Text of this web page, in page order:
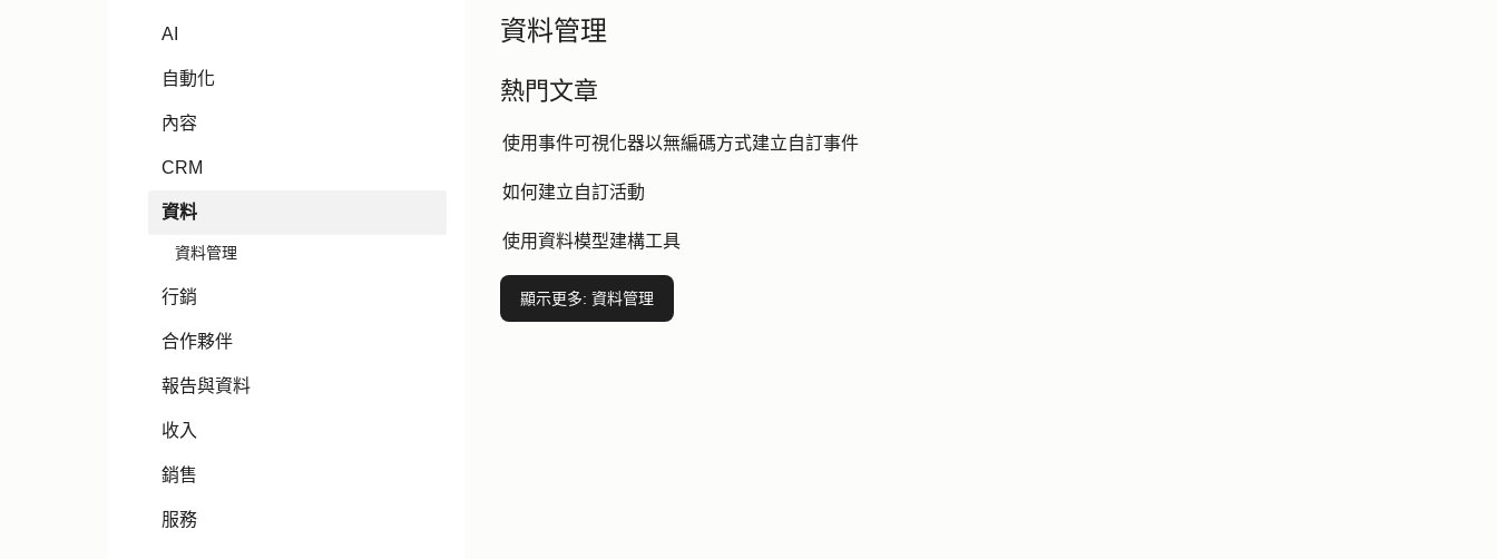
AI
自動化
內容
CRM
資料
資料管理
行銷
合作夥伴
報告與資料
收入
銷售
服務
資料管理
熱門文章
使用事件可視化器以無編碼方式建立自訂事件
如何建立自訂活動
使用資料模型建構工具
顯示更多: 資料管理